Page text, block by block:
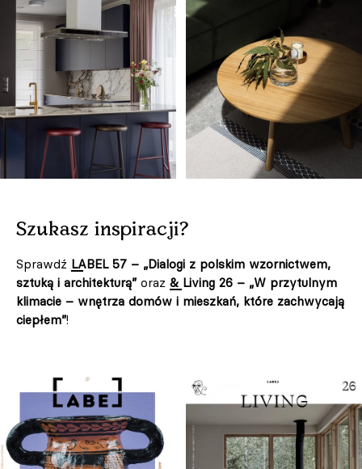
Szukasz inspiracji?
Sprawdź LABEL 57 – „Dialogi z polskim wzornictwem,
sztuką i architekturą” oraz & Living 26 – „W przytulnym
klimacie – wnętrza domów i mieszkań, które zachwycają
ciepłem”!